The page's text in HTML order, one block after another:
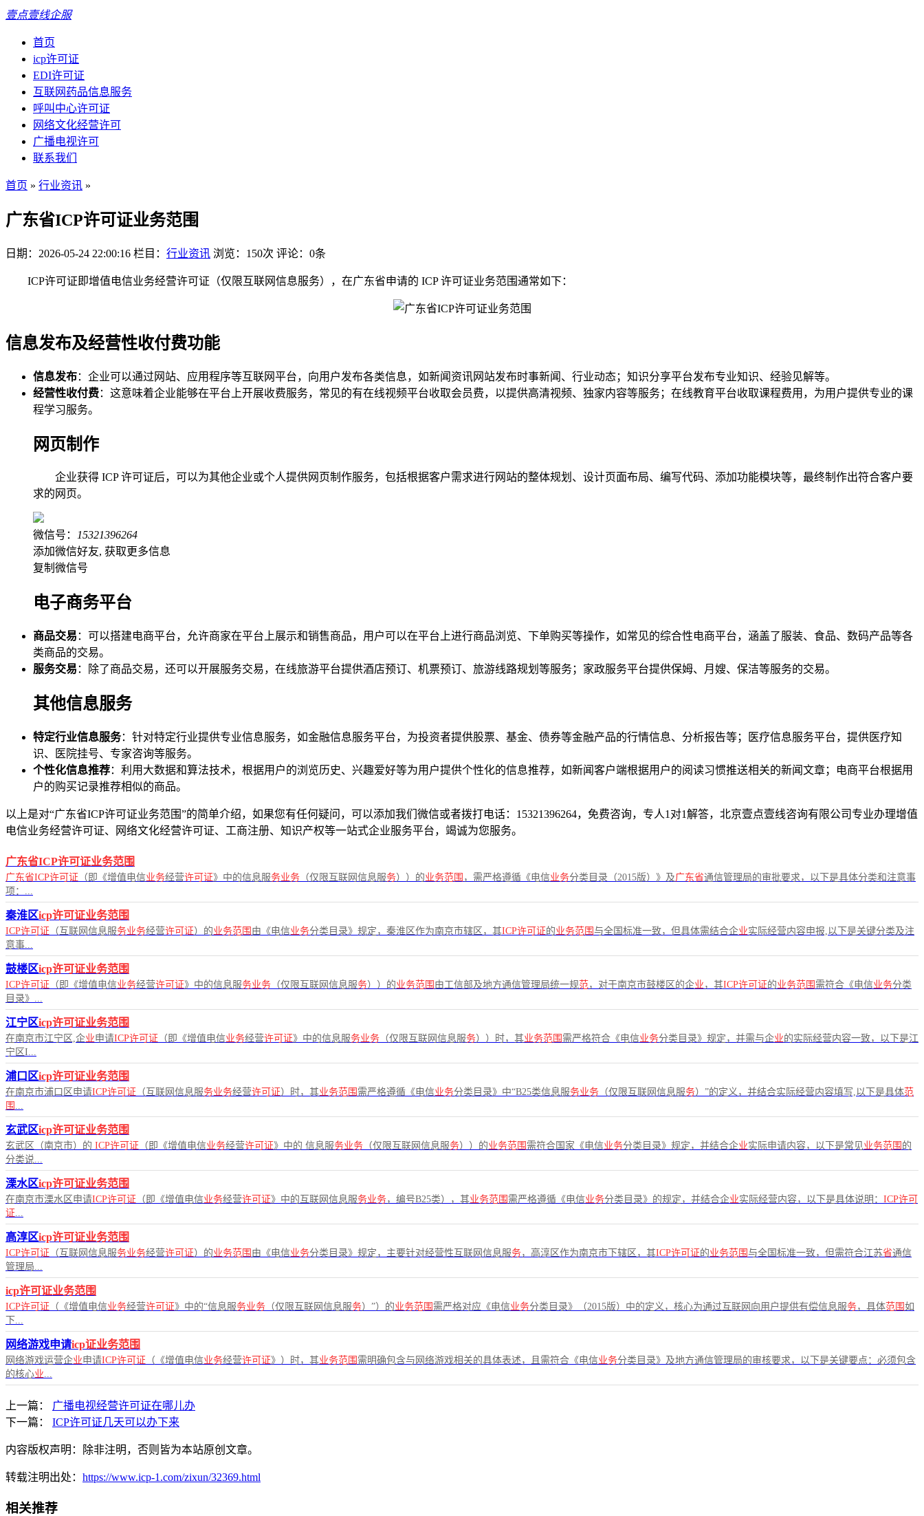
壹点壹线企服
首页
icp许可证
EDI许可证
互联网药品信息服务
呼叫中心许可证
网络文化经营许可
广播电视许可
联系我们
首页 » 行业资讯 »
广东省ICP许可证业务范围
日期：2026-05-24 22:00:16 栏目： 行业资讯 浏览：150次 评论：0条
ICP许可证即增值电信业务经营许可证（仅限互联网信息服务），在广东省申请的 ICP 许可证业务范围通常如下：
信息发布及经营性收付费功能
信息发布：企业可以通过网站、应用程序等互联网平台，向用户发布各类信息，如新闻资讯网站发布时事新闻、行业动态；知识分享平台发布专业知识、经验见解等。
经营性收付费：这意味着企业能够在平台上开展收费服务，常见的有在线视频平台收取会员费，以提供高清视频、独家内容等服务；在线教育平台收取课程费用，为用户提供专业的课
程学习服务。
网页制作
企业获得 ICP 许可证后，可以为其他企业或个人提供网页制作服务，包括根据客户需求进行网站的整体规划、设计页面布局、编写代码、添加功能模块等，最终制作出符合客户要
求的网页。
微信号： 15321396264
添加微信好友, 获取更多信息
复制微信号
电子商务平台
商品交易 ：可以搭建电商平台，允许商家在平台上展示和销售商品，用户可以在平台上进行商品浏览、下单购买等操作，如常见的综合性电商平台，涵盖了服装、食品、数码产品等各
类商品的交易。
服务交易 ：除了商品交易，还可以开展服务交易，在线旅游平台提供酒店预订、机票预订、旅游线路规划等服务；家政服务平台提供保姆、月嫂、保洁等服务的交易。
其他信息服务
特定行业信息服务：针对特定行业提供专业信息服务，如金融信息服务平台，为投资者提供股票、基金、债券等金融产品的行情信息、分析报告等；医疗信息服务平台，提供医疗知
识、医院挂号、专家咨询等服务。
个性化信息推荐：利用大数据和算法技术，根据用户的浏览历史、兴趣爱好等为用户提供个性化的信息推荐，如新闻客户端根据用户的阅读习惯推送相关的新闻文章；电商平台根据用
户的购买记录推荐相似的商品。
以上是对“广东省ICP许可证业务范围”的简单介绍，如果您有任何疑问，可以添加我们微信或者拨打电话：15321396264，免费咨询，专人1对1解答，北京壹点壹线咨询有限公司专业办理增值
电信业务经营许可证、网络文化经营许可证、工商注册、知识产权等一站式企业服务平台，竭诚为您服务。
广东省ICP许可证业务范围
广东省ICP许可证 （即《增值电信业务经营许可证》中的信息服务业务 （仅限互联网信息服务））的业务范围 ，需严格遵循《电信业务分类目录（2015版）》及广东省通信管理局的审批要求，以下是具体分类和注意事
项：...
秦淮区icp许可证业务范围
ICP许可证 （互联网信息服务业务经营许可证）的业务范围 由《电信业务分类目录》规定，秦淮区作为南京市辖区，其ICP许可证的业务范围 与全国标准一致，但具体需结合企业实际经营内容申报,以下是关键分类及注
意事...
鼓楼区icp许可证业务范围
ICP许可证 （即《增值电信业务经营许可证》中的信息服务业务 （仅限互联网信息服务））的业务范围 由工信部及地方通信管理局统一规范，对于南京市鼓楼区的企业 ，其ICP许可证的业务范围 需符合《电信业务分类
目录》...
江宁区icp许可证业务范围
在南京市江宁区,企业申请ICP许可证 （即《增值电信业务经营许可证》中的信息服务业务 （仅限互联网信息服务））时，其业务范围 需严格符合《电信业务分类目录》规定，并需与企业的实际经营内容一致，以下是江
宁区I...
浦口区icp许可证业务范围
在南京市浦口区申请ICP许可证 （互联网信息服务业务经营许可证）时，其业务范围 需严格遵循《电信业务分类目录》中“B25类信息服务业务 （仅限互联网信息服务）”的定义，并结合实际经营内容填写,以下是具体范
围 ...
玄武区icp许可证业务范围
玄武区（南京市）的 ICP许可证 （即《增值电信业务经营许可证》中的 信息服务业务 （仅限互联网信息服务））的业务范围 需符合国家《电信业务分类目录》规定，并结合企业实际申请内容，以下是常见业务范围 的
分类说...
溧水区icp许可证业务范围
在南京市溧水区申请ICP许可证 （即《增值电信业务经营许可证》中的互联网信息服务业务，编号B25类），其业务范围 需严格遵循《电信业务分类目录》的规定，并结合企业实际经营内容，以下是具体说明： ICP许可
证...
高淳区icp许可证业务范围
ICP许可证 （互联网信息服务业务经营许可证）的业务范围 由《电信业务分类目录》规定，主要针对经营性互联网信息服务，高淳区作为南京市下辖区，其ICP许可证的业务范围 与全国标准一致，但需符合江苏省通信
管理局...
icp许可证业务范围
ICP许可证 （《增值电信业务经营许可证》中的“信息服务业务 （仅限互联网信息服务）”）的业务范围 需严格对应《电信业务分类目录》（2015版）中的定义，核心为通过互联网向用户提供有偿信息服务，具体范围 如
下...
网络游戏申请icp证业务范围
网络游戏运营企业申请ICP许可证 （《增值电信业务经营许可证》）时，其业务范围 需明确包含与网络游戏相关的具体表述，且需符合《电信业务分类目录》及地方通信管理局的审核要求，以下是关键要点：必须包含
的核心业...
上一篇：
广播电视经营许可证在哪儿办
下一篇：
ICP许可证几天可以办下来
内容版权声明：除非注明，否则皆为本站原创文章。
转载注明出处： https://www.icp-1.com/zixun/32369.html
相关推荐